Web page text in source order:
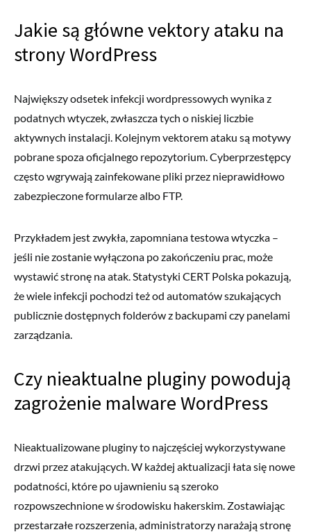
Jakie są główne vektory ataku na
strony WordPress
Największy odsetek infekcji wordpressowych wynika z
podatnych wtyczek, zwłaszcza tych o niskiej liczbie
aktywnych instalacji. Kolejnym vektorem ataku są motywy
pobrane spoza oficjalnego repozytorium. Cyberprzestępcy
często wgrywają zainfekowane pliki przez nieprawidłowo
zabezpieczone formularze albo FTP.
Przykładem jest zwykła, zapomniana testowa wtyczka –
jeśli nie zostanie wyłączona po zakończeniu prac, może
wystawić stronę na atak. Statystyki CERT Polska pokazują,
że wiele infekcji pochodzi też od automatów szukających
publicznie dostępnych folderów z backupami czy panelami
zarządzania.
Czy nieaktualne pluginy powodują
zagrożenie malware WordPress
Nieaktualizowane pluginy to najczęściej wykorzystywane
drzwi przez atakujących. W każdej aktualizacji łata się nowe
podatności, które po ujawnieniu są szeroko
rozpowszechnione w środowisku hakerskim. Zostawiając
przestarzałe rozszerzenia, administratorzy narażają stronę